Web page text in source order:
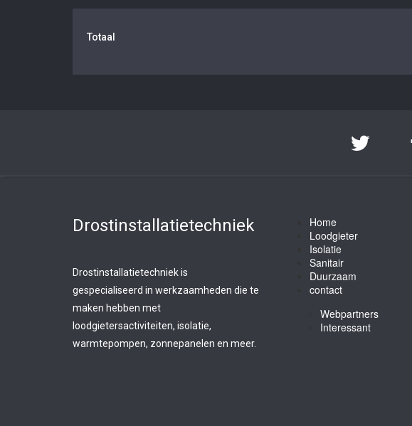
Totaal
Drostinstallatietechniek
Drostinstallatietechniek is
gespecialiseerd in werkzaamheden die te
maken hebben met
loodgietersactiviteiten, isolatie,
warmtepompen, zonnepanelen en meer.
Home
Loodgieter
Isolatie
Sanitair
Duurzaam
contact
Webpartners
Interessant